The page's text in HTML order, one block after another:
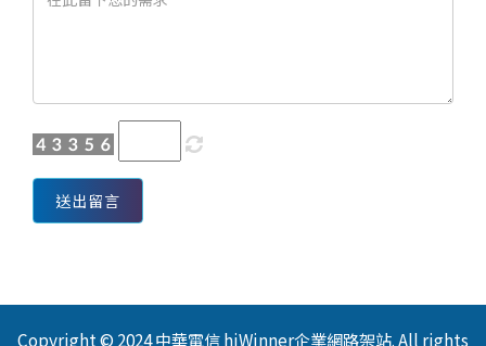
送出留言
Copyright © 2024 中華電信 hiWinner企業網路架站. All rights